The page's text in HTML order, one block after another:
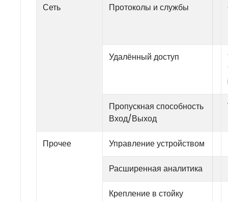
Сеть Протоколы и службы
Удалённый доступ
Пропускная способность
Вход/Выход
Прочее Управление устройством
Расширенная аналитика
Крепление в стойку